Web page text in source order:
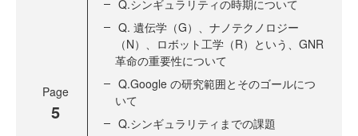
Page
5
Q.シンギュラリティの時期について
Q. 遺伝学（G）、ナノテクノロジー
（N）、ロボット工学（R）という、GNR
革命の重要性について
Q.Google の研究範囲とそのゴールにつ
いて
Q.シンギュラリティまでの課題